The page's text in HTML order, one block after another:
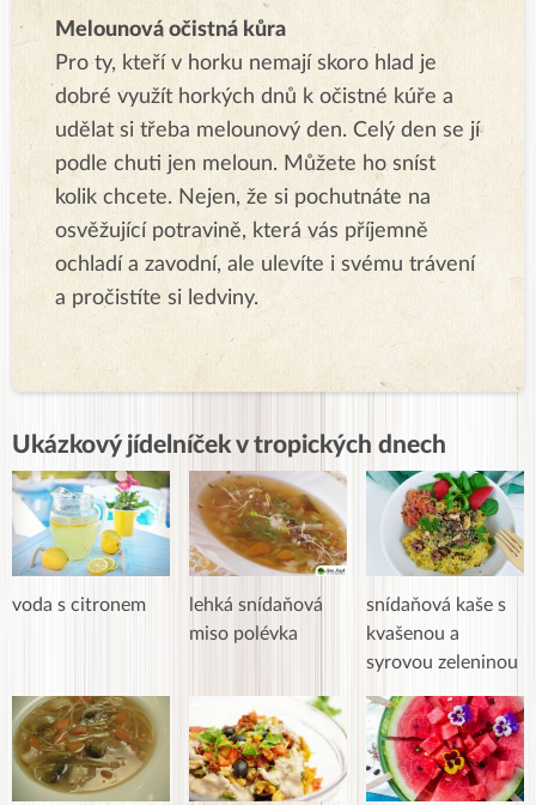
Melounová očistná kůra
Pro ty, kteří v horku nemají skoro hlad je
dobré využít horkých dnů k očistné kúře a
udělat si třeba melounový den. Celý den se jí
podle chuti jen meloun. Můžete ho sníst
kolik chcete. Nejen, že si pochutnáte na
osvěžující potravině, která vás příjemně
ochladí a zavodní, ale ulevíte i svému trávení
a pročistíte si ledviny.
Ukázkový jídelníček v tropických dnech
voda s citronem
lehká snídaňová
miso polévka
snídaňová kaše s
kvašenou a
syrovou zeleninou